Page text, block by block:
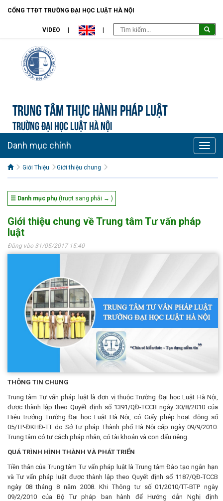
CỔNG TTĐT TRƯỜNG ĐẠI HỌC LUẬT HÀ NỘI
VIDEO
Trung tâm Thực hành pháp luật
TRƯỜNG ĐẠI HỌC LUẬT HÀ NỘI
Toggle
Danh mục chính
Giới Thiệu Giới thiệu chung
☰ Danh mục phụ (trượt sang phải → )
Giới thiệu chung về Trung tâm Tư vấn pháp
luật
Đăng vào 31/05/2017 15:40
THÔNG TIN CHUNG
Trung tâm Tư vấn pháp luật là đơn vị thuộc Trường Đại học Luật Hà Nội,
được thành lập theo Quyết định số 1391/QĐ-TCCB ngày 30/8/2010 của
Hiệu trưởng Trường Đại học Luật Hà Nội, có Giấy phép hoạt động số
05/TP-ĐKHĐ-TT do Sở Tư pháp Thành phố Hà Nội cấp ngày 09/9/2010.
Trung tâm có tư cách pháp nhân, có tài khoản và con dấu riêng.
QUÁ TRÌNH HÌNH THÀNH VÀ PHÁT TRIỂN
Tiền thân của Trung tâm Tư vấn pháp luật là Trung tâm Đào tạo ngắn hạn
và Tư vấn pháp luật được thành lập theo Quyết định số 1187/QĐ-TCCB
ngày 08 tháng 8 năm 2008. Khi Thông tư số 01/2010/TT-BTP ngày
09/2/2010 của Bộ Tư pháp ban hành để Hướng dẫn Nghị định